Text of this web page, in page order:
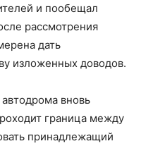
и пообещал
рассмотрения
дать
изложенных доводов.
вновь
граница между
принадлежащий